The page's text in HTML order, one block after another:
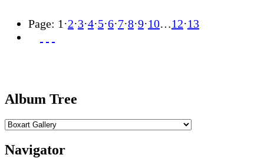
Page: 1 ·2·3·4·5·6·7·8·9·10…12·13
Album Tree
Navigator